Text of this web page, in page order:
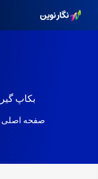
بکاپ
صفحه اصلی